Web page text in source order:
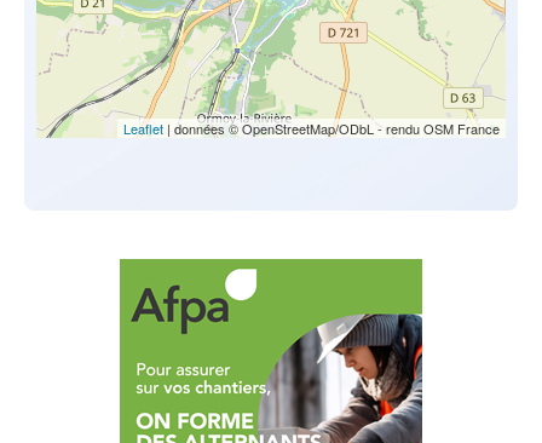
Leaflet | données © OpenStreetMap/ODbL - rendu OSM France